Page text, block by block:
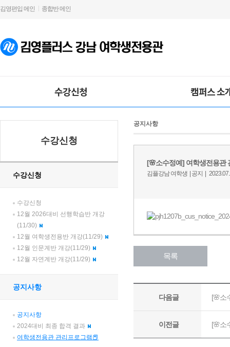
김영편입 메인 종합반 메인
수강신청 캠퍼스 소
수강신청
수강신청
수강신청
12월 2026대비 선행학습반 개강
(11/30)
12월 여학생전용반 개강(11/29)
12월 인문계반 개강(11/29)
12월 자연계반 개강(11/29)
공지사항
공지사항
2024대비 최종 합격 결과
여학생전용관 관리프로그램📕
공지사항